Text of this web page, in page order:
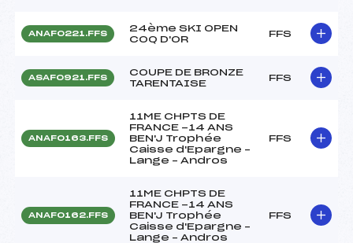
ANAF0221.FFS
24ème SKI OPEN
COQ D'OR
FFS
ASAF0921.FFS
COUPE DE BRONZE
TARENTAISE
FFS
ANAF0163.FFS
11ME CHPTS DE
FRANCE -14 ANS
BEN'J Trophée
Caisse d'Epargne –
Lange – Andros
FFS
ANAF0162.FFS
11ME CHPTS DE
FRANCE -14 ANS
BEN'J Trophée
Caisse d'Epargne –
Lange – Andros
FFS